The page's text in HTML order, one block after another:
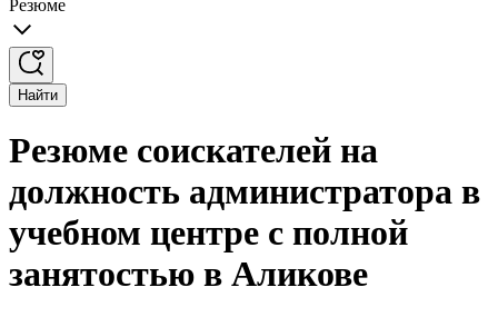
Резюме
Найти
Резюме соискателей на
должность администратора в
учебном центре с полной
занятостью в Аликове